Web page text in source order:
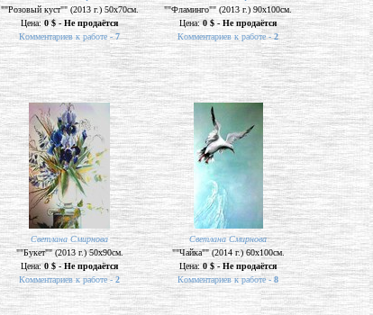
""Розовый куст"" (2013 г.) 50х70см.
Цена: 0 $ - Не продаётся
Комментариев к работе -7
""Фламинго"" (2013 г.) 90х100см.
Цена:0 $ - Не продаётся
Комментариев к работе -2
Светлана Смирнова
""Букет"" (2013 г.) 50х90см.
Цена:0 $ - Не продаётся
Комментариев к работе -2
Светлана Смирнова
""Чайка"" (2014 г.) 60х100см.
Цена: 0 $ - Не продаётся
Комментариев к работе -8